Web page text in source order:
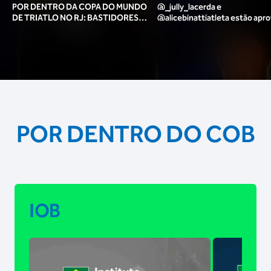
POR DENTRO DA COPA DO MUNDO
DE TRIATLO NO RJ: BASTIDORES,
@_jully_lacerda​ e
@alicebinattiatleta​ estão
POR DENTRO DO COB
IOB